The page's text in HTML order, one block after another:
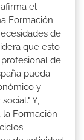
el
Formación
de
que esto
de
pueda
y
Y,
Formación